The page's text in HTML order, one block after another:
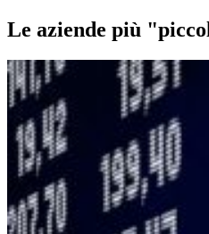
Le aziende più